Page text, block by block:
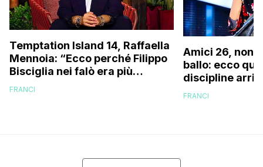
Temptation Island 14, Raffaella
Mennoia: “Ecco perché Filippo
Bisciglia nei falò era più
coinvolto del solito”
FRANCI
Amici 26, non
ballo: ecco
discipline
scuola!
FRANCI